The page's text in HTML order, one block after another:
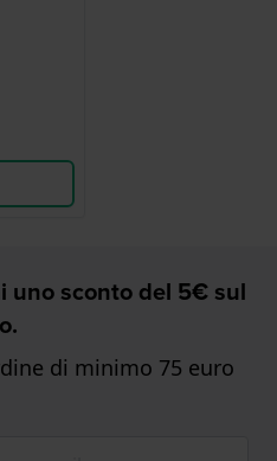
uno sconto del 5€ sul
di minimo 75 euro